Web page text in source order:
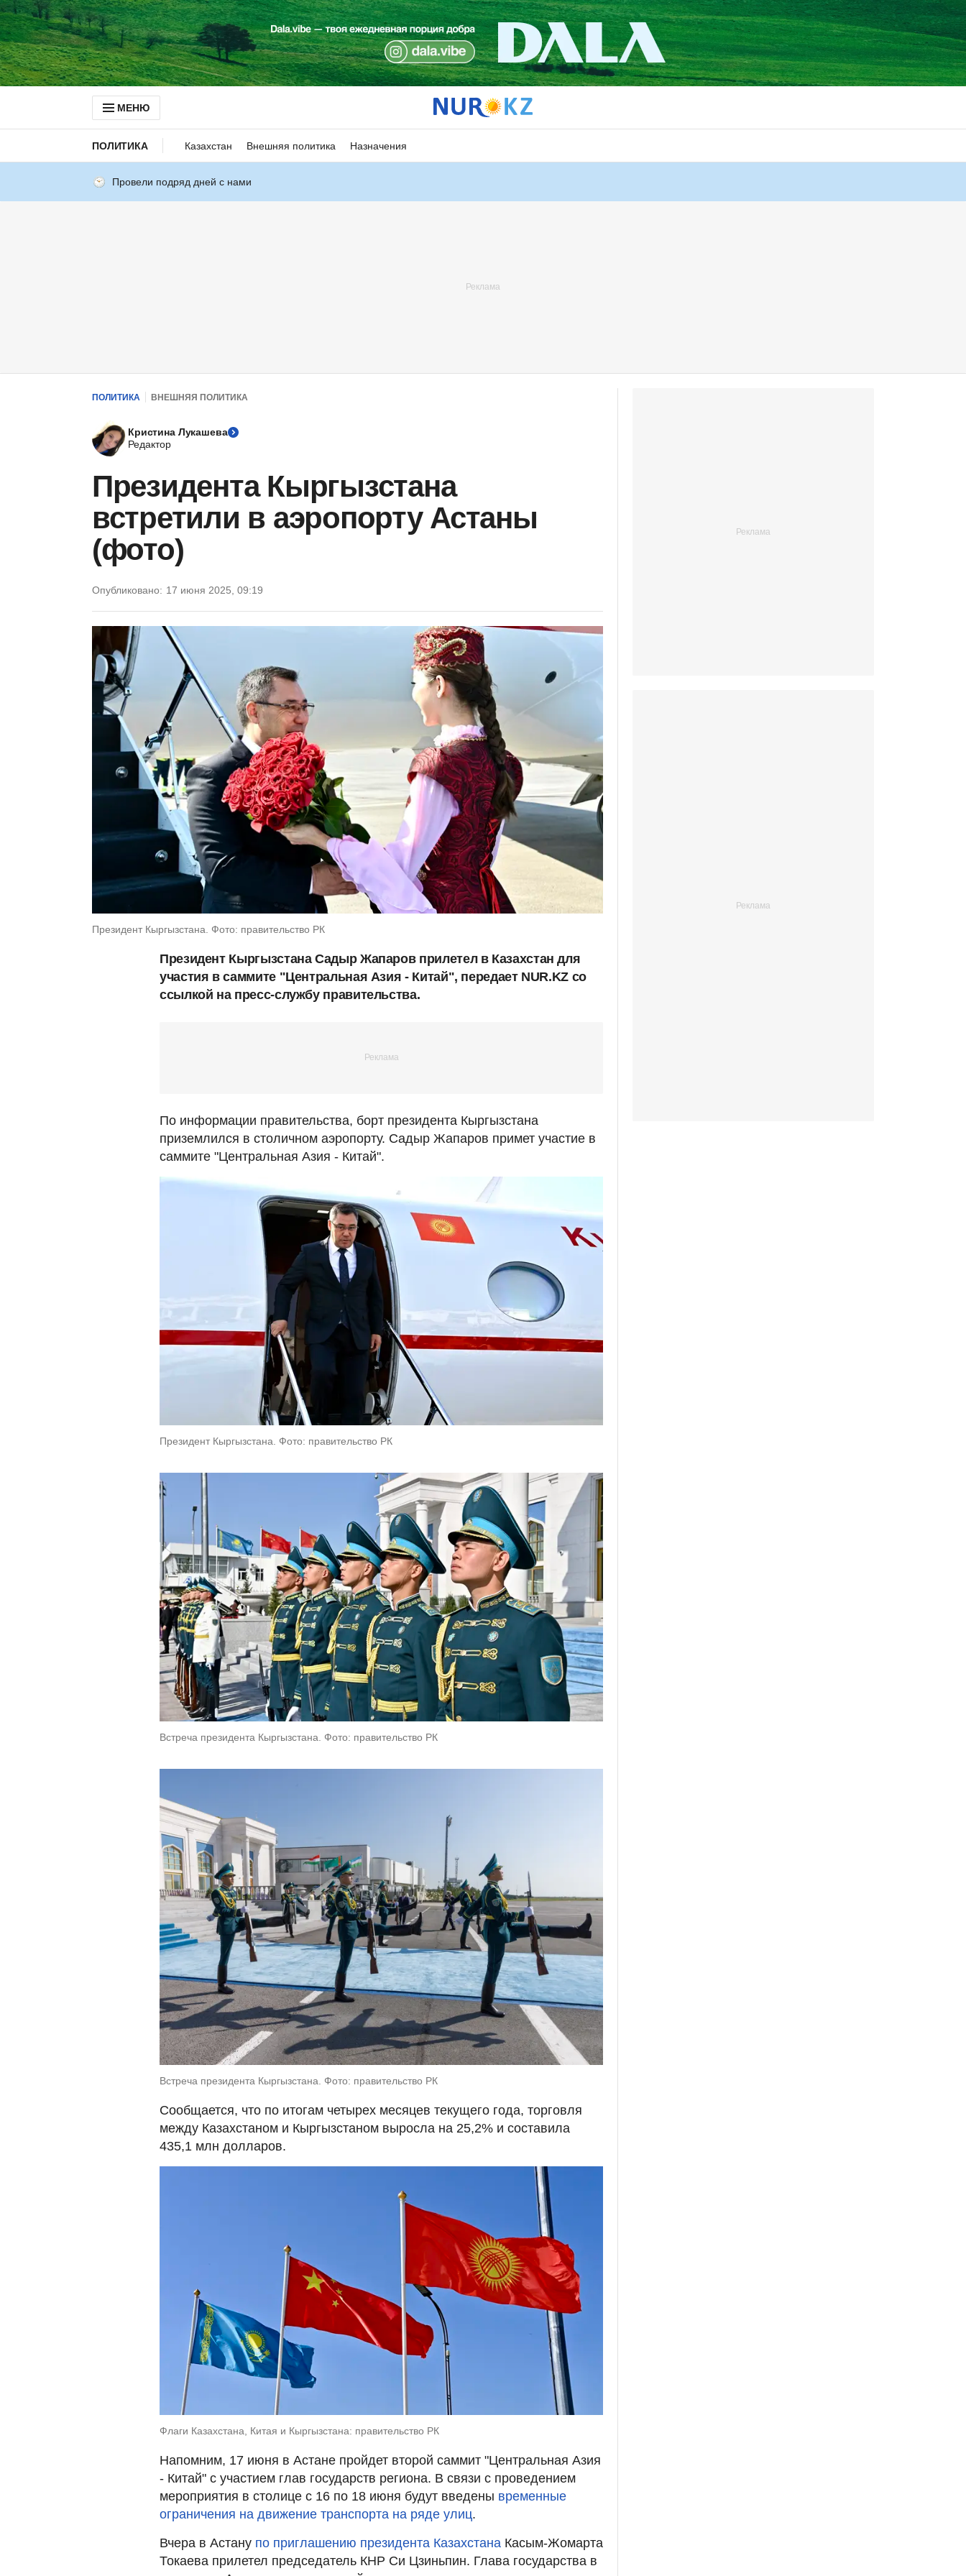
МЕНЮ
ПОЛИТИКА Казахстан Внешняя политика Назначения
Провели подряд дней с нами
ПОЛИТИКА ВНЕШНЯЯ ПОЛИТИКА
Кристина Лукашева
Редактор
Президента Кыргызстана
встретили в аэропорту Астаны
(фото)
Опубликовано: 17 июня 2025, 09:19
Президент Кыргызстана. Фото: правительство РК
Президент Кыргызстана Садыр Жапаров прилетел в Казахстан для
участия в саммите "Центральная Азия - Китай", передает NUR.KZ со
ссылкой на пресс-службу правительства.
По информации правительства, борт президента Кыргызстана
приземлился в столичном аэропорту. Садыр Жапаров примет участие в
саммите "Центральная Азия - Китай".
Президент Кыргызстана. Фото: правительство РК
Встреча президента Кыргызстана. Фото: правительство РК
Встреча президента Кыргызстана. Фото: правительство РК
Сообщается, что по итогам четырех месяцев текущего года, торговля
между Казахстаном и Кыргызстаном выросла на 25,2% и составила
435,1 млн долларов.
Флаги Казахстана, Китая и Кыргызстана: правительство РК
Напомним, 17 июня в Астане пройдет второй саммит "Центральная Азия
- Китай" с участием глав государств региона. В связи с проведением
мероприятия в столице с 16 по 18 июня будут введены временные
ограничения на движение транспорта на ряде улиц.
Вчера в Астану по приглашению президента Казахстана Касым-Жомарта
Токаева прилетел председатель КНР Си Цзиньпин. Глава государства в